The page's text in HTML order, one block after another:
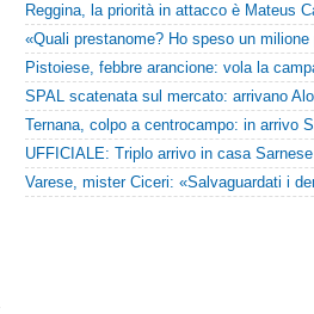
UFFICIALE: Triplo arrivo in casa Sarnese